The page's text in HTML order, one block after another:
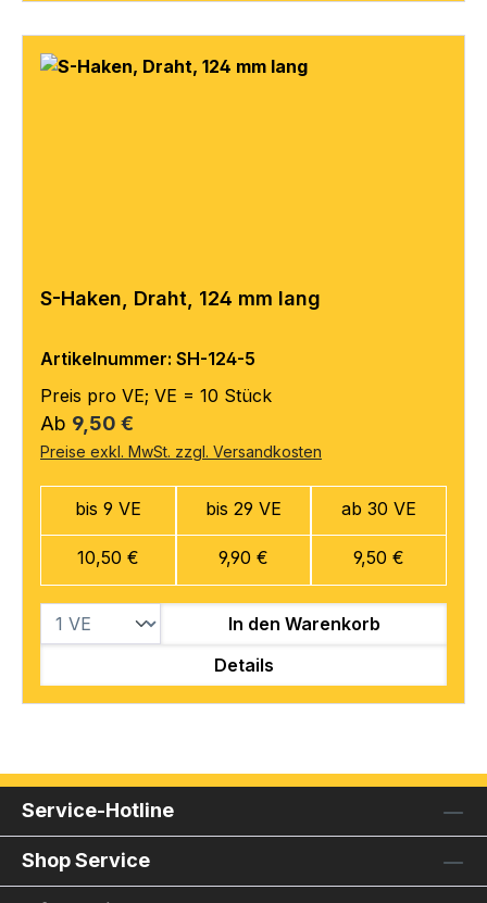
S-Haken, Draht, 124 mm lang
Artikelnummer: SH-124-5
Preis pro VE; VE = 10 Stück
Regulärer Preis:
Ab 9,50 €
Preise exkl. MwSt. zzgl. Versandkosten
bis 9 VE
10,50 €
bis 29 VE
9,90 €
ab 30 VE
9,50 €
In den Warenkorb
Details
Service-Hotline
Shop Service